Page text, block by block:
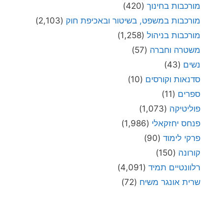
מורכבות בחינוך (420)
מורכבות במשפט, בשיטור ובאכיפת חוק (2,103)
מורכבות בניהול (1,258)
משטרה וחברה (57)
נשים (43)
סדנאות וקורסים (10)
ספרים (11)
פוליטיקה (1,073)
פנחס יחזקאלי (1,986)
פרקי לימוד (90)
קורונה (150)
רלוונטיים תמיד (4,091)
שרית אונגר משיח (72)